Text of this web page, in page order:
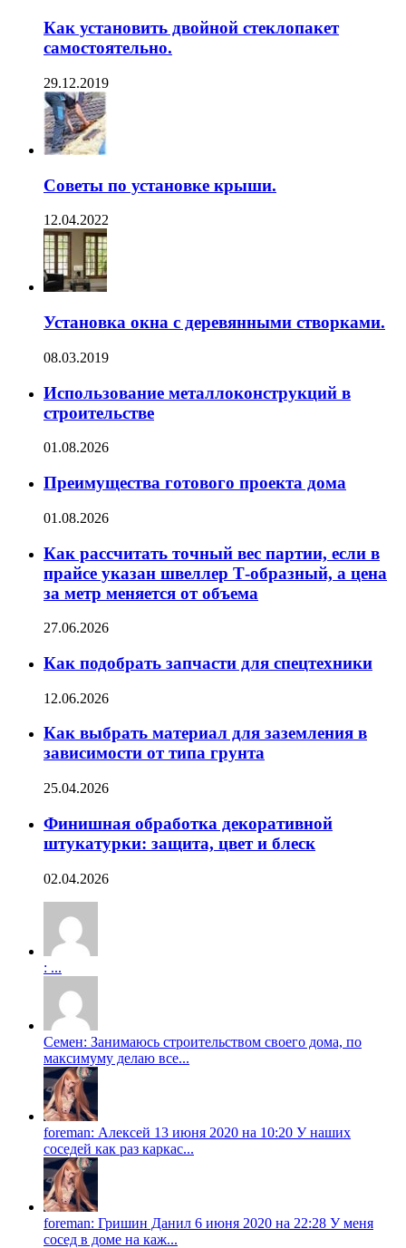
Как установить двойной стеклопакет
самостоятельно.
29.12.2019
Советы по установке крыши.
12.04.2022
Установка окна с деревянными створками.
08.03.2019
Использование металлоконструкций в
строительстве
01.08.2026
Преимущества готового проекта дома
01.08.2026
Как рассчитать точный вес партии, если в
прайсе указан швеллер Т-образный, а цена
за метр меняется от объема
27.06.2026
Как подобрать запчасти для спецтехники
12.06.2026
Как выбрать материал для заземления в
зависимости от типа грунта
25.04.2026
Финишная обработка декоративной
штукатурки: защита, цвет и блеск
02.04.2026
: ...
Семен: Занимаюсь строительством своего дома, по
максимуму делаю все...
foreman: Алексей 13 июня 2020 на 10:20 У наших
соседей как раз каркас...
foreman: Гришин Данил 6 июня 2020 на 22:28 У меня
сосед в доме на каж...